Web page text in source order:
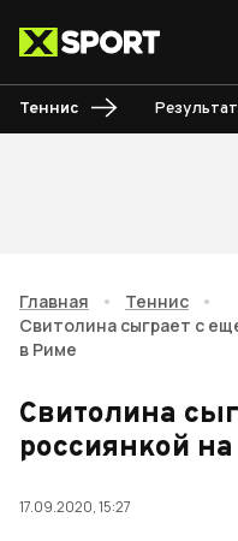
Теннис
Главная • Теннис
•
Свитолина сыграет с
в Риме
Свитолина
россиянкой
17.09.2020, 15:27